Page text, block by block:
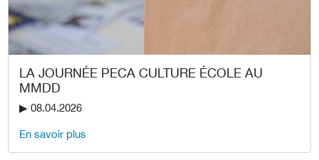
LA JOURNÉE PECA CULTURE ÉCOLE AU
MMDD
▶︎ 08.04.2026
En savoir plus